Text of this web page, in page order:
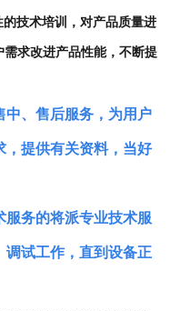
技术培训，对产品质量进
求改进产品性能，不断提
中、售后服务，为用户
，提供有关资料，当好
服务的将派专业技术服
调试工作，直到设备正